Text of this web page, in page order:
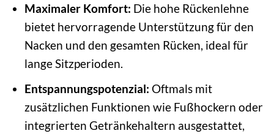
Maximaler Komfort: Die hohe Rückenlehne
bietet hervorragende Unterstützung für den
Nacken und den gesamten Rücken, ideal für
lange Sitzperioden.
Entspannungspotenzial: Oftmals mit
zusätzlichen Funktionen wie Fußhockern oder
integrierten Getränkehaltern ausgestattet,